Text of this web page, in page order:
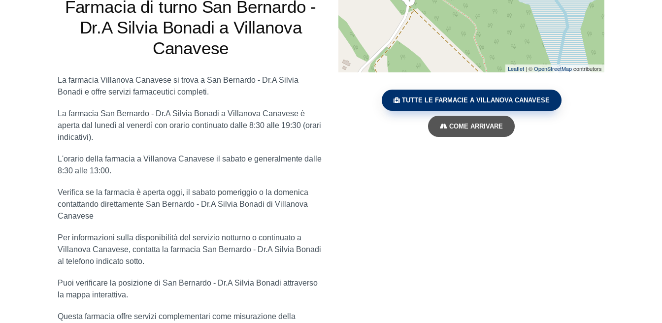
Farmacia di turno San Bernardo -
Dr.A Silvia Bonadi a Villanova
Canavese
La farmacia Villanova Canavese si trova a San Bernardo - Dr.A Silvia
Bonadi e offre servizi farmaceutici completi.
La farmacia San Bernardo - Dr.A Silvia Bonadi a Villanova Canavese è
aperta dal lunedì al venerdì con orario continuato dalle 8:30 alle 19:30 (orari
indicativi).
L'orario della farmacia a Villanova Canavese il sabato e generalmente dalle
8:30 alle 13:00.
Verifica se la farmacia è aperta oggi, il sabato pomeriggio o la domenica
contattando direttamente San Bernardo - Dr.A Silvia Bonadi di Villanova
Canavese
Per informazioni sulla disponibilità del servizio notturno o continuato a
Villanova Canavese, contatta la farmacia San Bernardo - Dr.A Silvia Bonadi
al telefono indicato sotto.
Puoi verificare la posizione di San Bernardo - Dr.A Silvia Bonadi attraverso
la mappa interattiva.
Questa farmacia offre servizi complementari come misurazione della
Leaflet | ©OpenStreetMapcontributors
TUTTE LE FARMACIE A VILLANOVA CANAVESE
COME ARRIVARE